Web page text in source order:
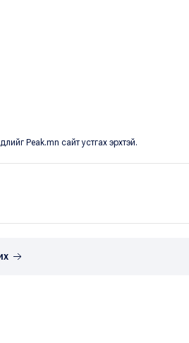
Peak.mn сайт устгах эрхтэй.